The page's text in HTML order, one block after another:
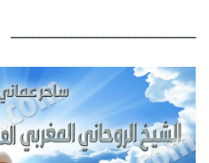
ــــــــــــــــــــــــــــــــــــــــــــــــــــ